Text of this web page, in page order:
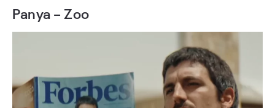
Panya – Zoo